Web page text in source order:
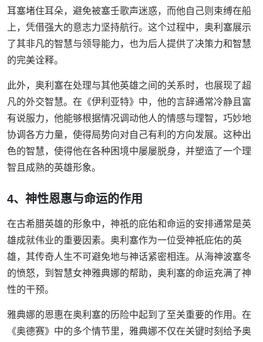
耳塞堵住耳朵，避免被塞壬歌声迷惑，而他自己则束缚在船
上，凭借强大的意志力坚持航行。这个过程中，奥利塞展示
了其非凡的智慧与领导能力，也为后人提供了决策力和智慧
的完美诠释。
此外，奥利塞在处理与其他英雄之间的关系时，也展现了超
凡的外交智慧。在《伊利亚特》中，他的言辞通常冷静且富
有说服力，他能够根据情况调动他人的情感与理智，巧妙地
协调各方力量，使得局势向对自己有利的方向发展。这种出
色的智慧，使得他在各种困境中屡屡脱身，并塑造了一个理
智且成熟的英雄形象。
4、神性恩惠与命运的作用
在古希腊英雄的形象中，神祇的庇佑和命运的安排通常是英
雄成就伟业的重要因素。奥利塞作为一位受神祇庇佑的英
雄，其传奇人生不可避免地与神话紧密相连。从海神波塞冬
的愤怒，到智慧女神雅典娜的帮助，奥利塞的命运充满了神
性的干预。
雅典娜的恩惠在奥利塞的历险中起到了至关重要的作用。在
《奥德赛》中的多个情节里，雅典娜不仅在关键时刻给予奥